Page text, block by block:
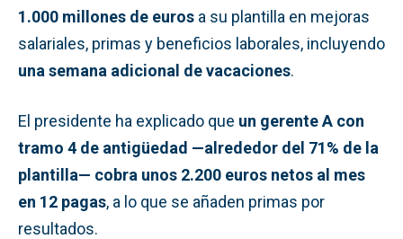
1.000 millones de euros a su plantilla en mejoras
salariales, primas y beneficios laborales, incluyendo
una semana adicional de vacaciones.
El presidente ha explicado que un gerente A con
tramo 4 de antigüedad —alrededor del 71% de la
plantilla— cobra unos 2.200 euros netos al mes
en 12 pagas, a lo que se añaden primas por
resultados.